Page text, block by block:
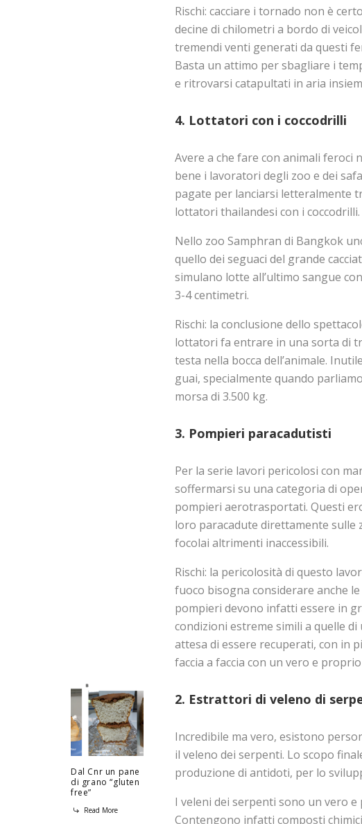
Dal Cnr un pane
di grano “gluten
free”
Read More
Rischi: cacciare i tornado non è
decine di chilometri a bordo di
tremendi venti generati da questi
Basta un attimo per sbagliare i
e ritrovarsi catapultati in aria
4. Lottatori con i coccodrilli
Avere a che fare con animali feroci
bene i lavoratori degli zoo e dei
pagate per lanciarsi letteralmente
lottatori thailandesi con i coccodrilli.
Nello zoo Samphran di Bangkok
quello dei seguaci del grande
simulano lotte all’ultimo sangue
3-4 centimetri.
Rischi: la conclusione dello
lottatori fa entrare in una sorta di
testa nella bocca dell’animale.
guai, specialmente quando
morsa di 3.500 kg.
3. Pompieri paracadutisti
Per la serie lavori pericolosi con
soffermarsi su una categoria di
pompieri aerotrasportati. Questi
loro paracadute direttamente sulle
focolai altrimenti inaccessibili.
Rischi: la pericolosità di questo
fuoco bisogna considerare anche
pompieri devono infatti essere in
condizioni estreme simili a quelle
attesa di essere recuperati, con in
faccia a faccia con un vero e
2. Estrattori di veleno di
Incredibile ma vero, esistono
il veleno dei serpenti. Lo scopo
produzione di antidoti, per lo
I veleni dei serpenti sono un vero
Contengono infatti composti